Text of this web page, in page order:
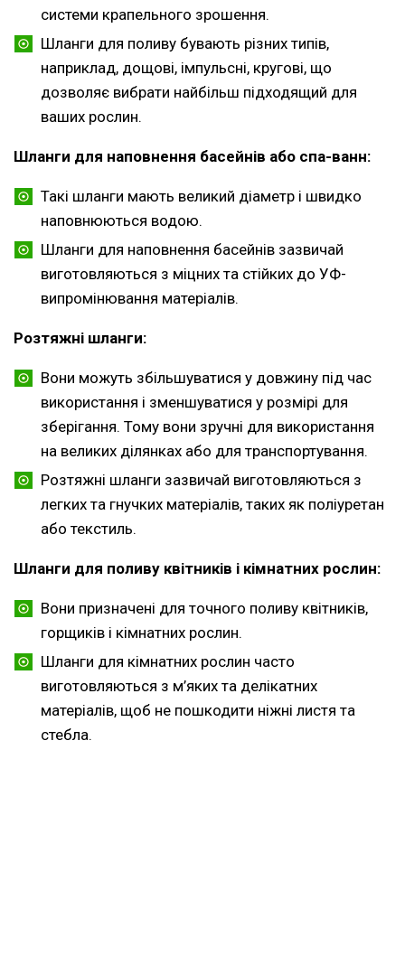
системи крапельного зрошення.
Шланги для поливу бувають різних типів,
наприклад, дощові, імпульсні, кругові, що
дозволяє вибрати найбільш підходящий для
ваших рослин.
Шланги для наповнення басейнів або спа-ванн:
Такі шланги мають великий діаметр і швидко
наповнюються водою.
Шланги для наповнення басейнів зазвичай
виготовляються з міцних та стійких до УФ-
випромінювання матеріалів.
Розтяжні шланги:
Вони можуть збільшуватися у довжину під час
використання і зменшуватися у розмірі для
зберігання. Тому вони зручні для використання
на великих ділянках або для транспортування.
Розтяжні шланги зазвичай виготовляються з
легких та гнучких матеріалів, таких як поліуретан
або текстиль.
Шланги для поливу квітників і кімнатних рослин:
Вони призначені для точного поливу квітників,
горщиків і кімнатних рослин.
Шланги для кімнатних рослин часто
виготовляються з м’яких та делікатних
матеріалів, щоб не пошкодити ніжні листя та
стебла.